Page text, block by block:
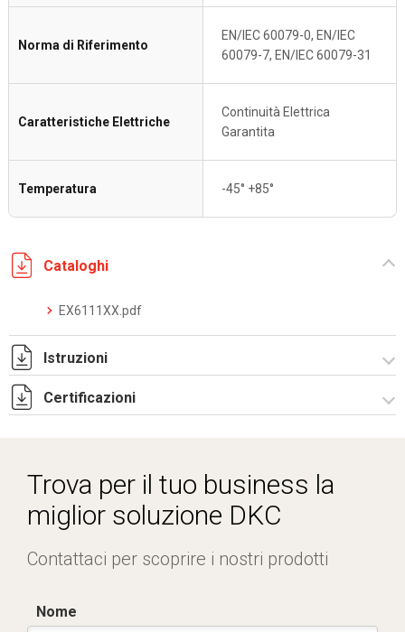
Norma di Riferimento
EN/IEC 60079-0, EN/IEC
60079-7, EN/IEC 60079-31
Caratteristiche Elettriche
Continuità Elettrica
Garantita
Temperatura -45° +85°
Cataloghi
EX6111XX.pdf
Istruzioni
I-75-2-3 Rev. 1.pdf
Certificazioni
TC RU C-IT.AA87.B.01256.pdf
Trova per il tuo business la
miglior soluzione DKC
Contattaci per scoprire i nostri prodotti
Nome